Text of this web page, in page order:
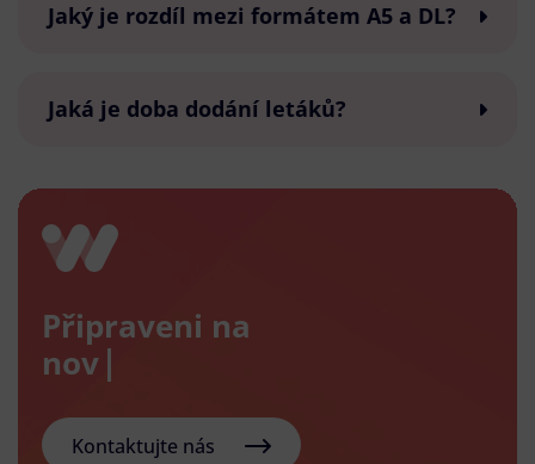
Jaký je rozdíl mezi formátem A5 a DL?
Jaká je doba dodání letáků?
Připraveni na
nový e-sho
Kontaktujte nás